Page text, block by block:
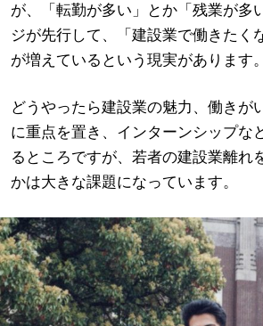
が、「転勤が多い」とか「残業が多
ジが先行して、「建設業で働きたく
が増えているという現実があります。
どうやったら建設業の魅力、働きが
に重点を置き、インターンシップな
るところですが、若者の建設業離れ
かは大きな課題になっています。